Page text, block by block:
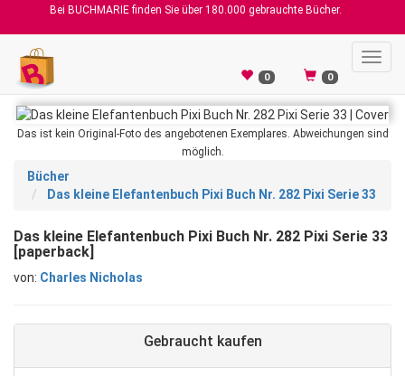
Bei BUCHMARIE finden Sie über 180.000 gebrauchte Bücher.
0 0
Das ist kein Original-Foto des angebotenen Exemplares. Abweichungen sind
möglich.
Bücher
Das kleine Elefantenbuch Pixi Buch Nr. 282 Pixi Serie 33
Das kleine Elefantenbuch Pixi Buch Nr. 282 Pixi Serie 33
[paperback]
von: Charles Nicholas
Gebraucht kaufen